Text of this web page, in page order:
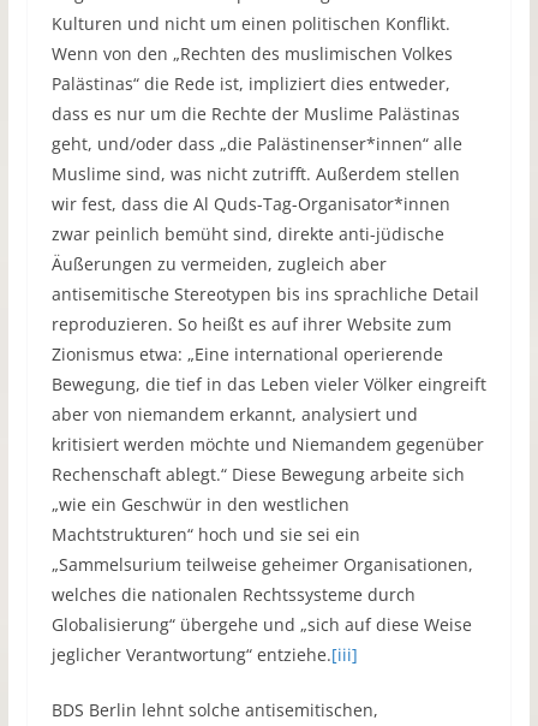
Kulturen und nicht um einen politischen Konflikt.
Wenn von den „Rechten des muslimischen Volkes
Palästinas“ die Rede ist, impliziert dies entweder,
dass es nur um die Rechte der Muslime Palästinas
geht, und/oder dass „die Palästinenser*innen“ alle
Muslime sind, was nicht zutrifft. Außerdem stellen
wir fest, dass die Al Quds-Tag-Organisator*innen
zwar peinlich bemüht sind, direkte anti-jüdische
Äußerungen zu vermeiden, zugleich aber
antisemitische Stereotypen bis ins sprachliche Detail
reproduzieren. So heißt es auf ihrer Website zum
Zionismus etwa: „Eine international operierende
Bewegung, die tief in das Leben vieler Völker eingreift
aber von niemandem erkannt, analysiert und
kritisiert werden möchte und Niemandem gegenüber
Rechenschaft ablegt.“ Diese Bewegung arbeite sich
„wie ein Geschwür in den westlichen
Machtstrukturen“ hoch und sie sei ein
„Sammelsurium teilweise geheimer Organisationen,
welches die nationalen Rechtssysteme durch
Globalisierung“ übergehe und „sich auf diese Weise
jeglicher Verantwortung“ entziehe.[iii]
BDS Berlin lehnt solche antisemitischen,